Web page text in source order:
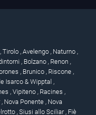
, Tirolo , Avelengo , Naturno ,
, Bolzano , Renon ,
, Brunico , Riscone ,
Isarco & Wipptal ,
, Vipiteno , Racines ,
, Nova Ponente , Nova
, Siusi allo Sciliar , Fiè